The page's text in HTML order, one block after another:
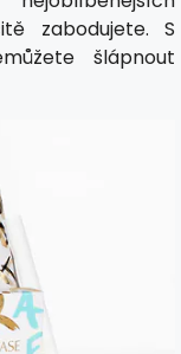
zabodujete. S
šlápnout